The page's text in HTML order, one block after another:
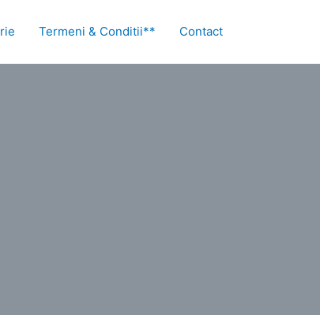
Termeni & Conditii** Contact